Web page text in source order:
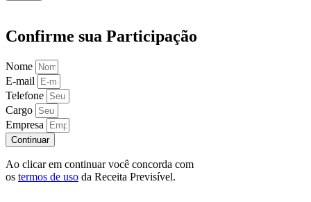
Confirme sua Participação
Nome
E-mail
Telefone
Cargo
Empresa
Continuar
Ao clicar em continuar você concorda com
os termos de uso da Receita Previsível.